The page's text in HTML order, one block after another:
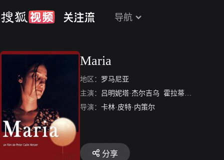
导航
Maria
地区： 罗马尼亚
主演： 吕明妮塔·杰尔吉乌
霍拉蒂乌·马拉埃雷
导演： 卡林·皮特·内策尔
分享